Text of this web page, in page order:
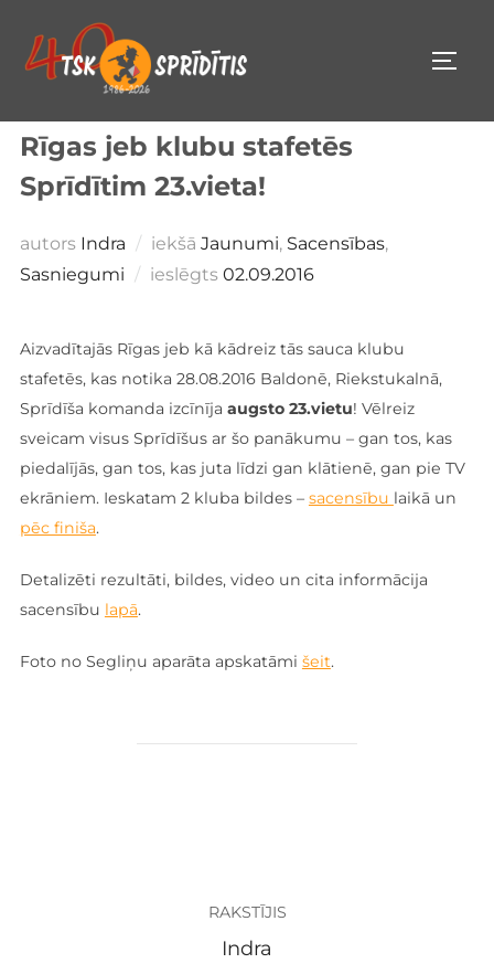
saturu
Rīgas jeb klubu stafetēs
Sprīdītim 23.vieta!
autors Indra iekšā Jaunumi, Sacensības,
Sasniegumi
ieslēgts Publicēts
02.09.2016
Aizvadītajās Rīgas jeb kā kādreiz tās sauca klubu
stafetēs, kas notika 28.08.2016 Baldonē, Riekstukalnā,
Sprīdīša komanda izcīnīja augsto 23.vietu! Vēlreiz
sveicam visus Sprīdīšus ar šo panākumu – gan tos, kas
piedalījās, gan tos, kas juta līdzi gan klātienē, gan pie TV
ekrāniem. Ieskatam 2 kluba bildes – sacensību laikā un
pēc finiša.
Detalizēti rezultāti, bildes, video un cita informācija
sacensību lapā.
Foto no Segliņu aparāta apskatāmi šeit.
RAKSTĪJIS
Indra